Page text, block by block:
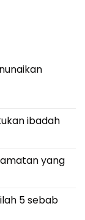
ibadah
yang
5 sebab